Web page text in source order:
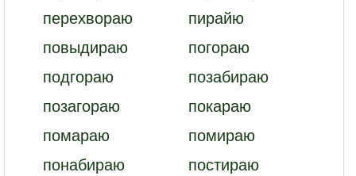
перехвораю
пирайю
повыдираю
погораю
подгораю
позабираю
позагораю
покараю
помараю
помираю
понабираю
постираю